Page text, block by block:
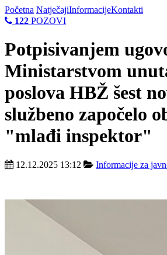
Početna NatječajiInformacijeKontakti
122 POZOVI
Potpisivanjem
Ministarstvom
poslova HBŽ šest
službeno započelo
"mlađi inspektor"
12.12.2025 13:12 Informacije za